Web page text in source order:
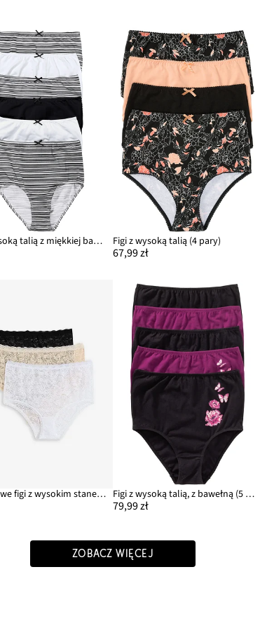
Figi z wysoką talią z miękkiej bawełny (6 par) Figi z wysoką talią (4 pary)
67,99 zł
Koronkowe figi z wysokim stanem (3 pary) Figi z wysoką talią, z bawełną (5 par)
79,99 zł
ZOBACZ WIĘCEJ